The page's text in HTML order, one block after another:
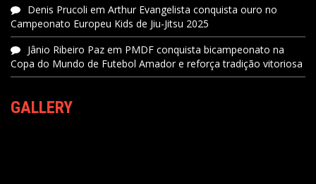
Denis Prucoli em Arthur Evangelista conquista ouro no
Campeonato Europeu Kids de Jiu-Jitsu 2025
Jânio Ribeiro Paz em PMDF conquista bicampeonato na
Copa do Mundo de Futebol Amador e reforça tradição vitoriosa
GALLERY